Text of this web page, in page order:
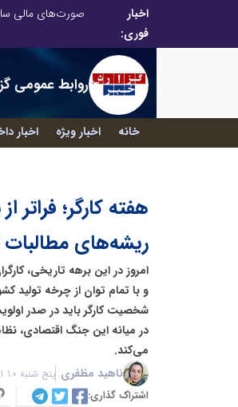
اخبار
فوری:
روابط عمومی
خانه اخبار ویژه اخبار
هفته کارگر؛ فراتر
ریشه‌های مطالبات
امروز در این برهه‌ تاریخی،
و با تمام توان از چرخه
شخصیت کارگر باید در صدر
در میانه این جنگ اقتصادی،
می‌کند.
ناهید مظفری پنج شنبه 10 اردیبهشت 1405 - 10:33
اشتراک گذاری: